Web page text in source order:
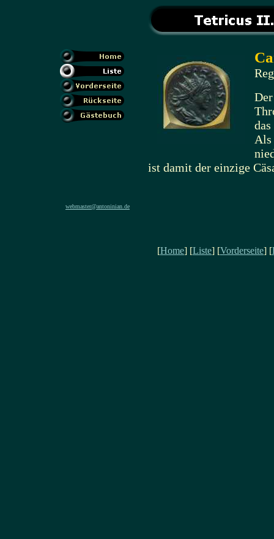
webmaster@antoninian.de
Als
ist damit der einzige
[Home] [Liste] [Vorderseite] [